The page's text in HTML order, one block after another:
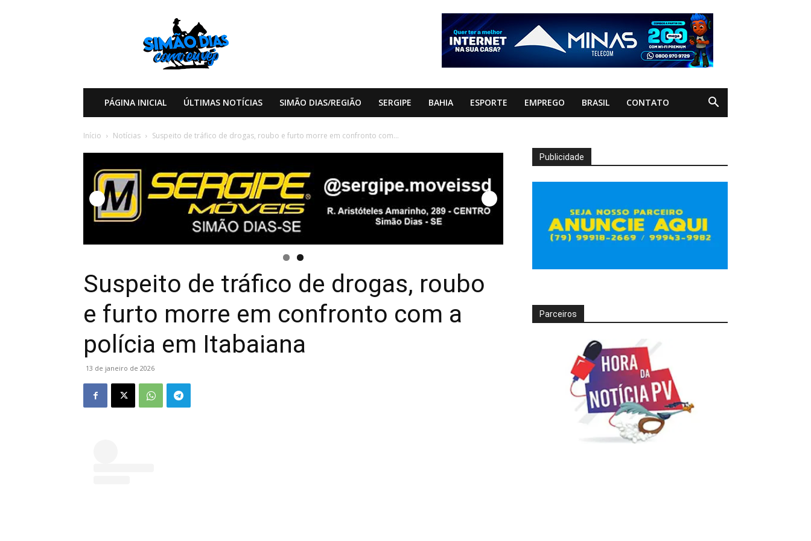
PÁGINA INICIAL ÚLTIMAS NOTÍCIAS SIMÃO DIAS/REGIÃO SERGIPE BAHIA ESPORTE EMPREGO BRASIL CONTATO
Início Notícias Suspeito de tráfico de drogas, roubo e furto morre em confronto com...
Suspeito de tráfico de drogas, roubo
e furto morre em confronto com a
polícia em Itabaiana
13 de janeiro de 2026
Publicidade
Parceiros